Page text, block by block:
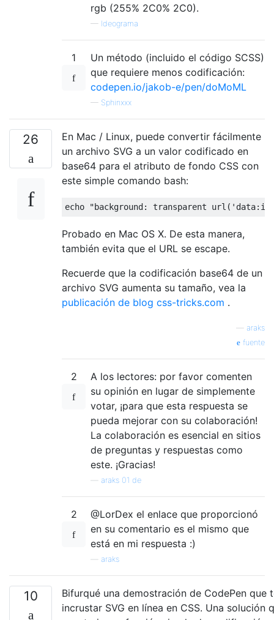
rgb (255% 2C0% 2C0).
— Ideograma
1
Un método (incluido el código SCSS)
que requiere menos codificación:
codepen.io/jakob-e/pen/doMoML
— Sphinxxx
26
En Mac / Linux, puede convertir fácilmente
un archivo SVG a un valor codificado en
base64 para el atributo de fondo CSS con
este simple comando bash:
echo "background: transparent
Probado en Mac OS X. De esta manera,
también evita que el URL se escape.
Recuerde que la codificación base64 de un
archivo SVG aumenta su tamaño, vea la
publicación de blog css-tricks.com .
araks
fuente
2
A los lectores: por favor comenten
su opinión en lugar de simplemente
votar, ¡para que esta respuesta se
pueda mejorar con su colaboración!
La colaboración es esencial en sitios
de preguntas y respuestas como
este. ¡Gracias!
araks 01 de
2
@LorDex el enlace que proporcionó
en su comentario es el mismo que
está en mi respuesta :)
araks
10
Bifurqué una demostración de CodePen que
incrustar SVG en línea en CSS. Una solución